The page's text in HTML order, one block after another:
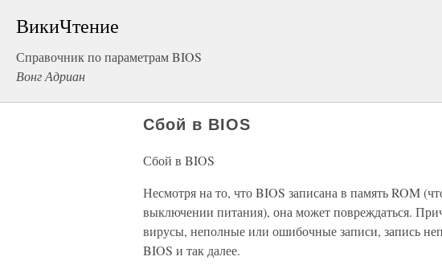
ВикиЧтение
Справочник по параметрам BIOS
Вонг Адриан
Сбой в BIOS
Сбой в BIOS
Несмотря на то, что BIOS записана в память ROM
выключении питания), она может повреждаться.
вирусы, неполные или ошибочные записи, запись
BIOS и так далее.